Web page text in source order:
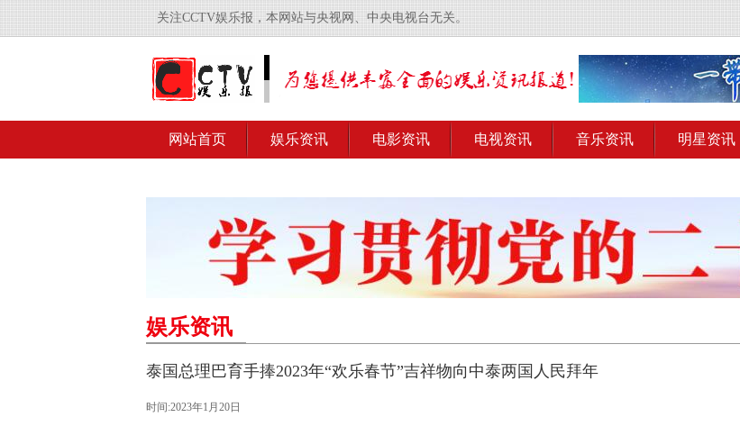
关注CCTV娱乐报，本网站与央视网、中央电视台无关。
网站首页 娱乐资讯 电影资讯 电视资讯 音乐资讯 明星资讯
娱乐资讯
泰国总理巴育手捧2023年“欢乐春节”吉祥物向中泰两国人民拜年
时间:2023年1月20日